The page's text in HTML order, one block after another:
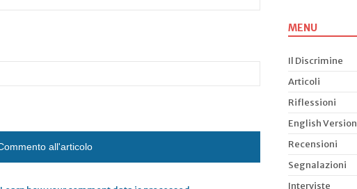
MENU
Il Discrimine
Articoli
Riflessioni
English Version
Recensioni
Segnalazioni
Interviste